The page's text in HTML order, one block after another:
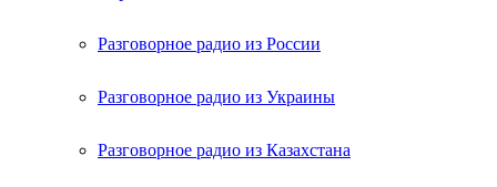
Разговорное радио из России
Разговорное радио из Украины
Разговорное радио из Казахстана